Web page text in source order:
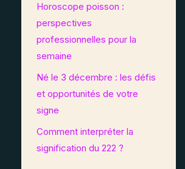
Horoscope poisson :
perspectives
professionnelles pour la
semaine
Né le 3 décembre : les défis
et opportunités de votre
signe
Comment interpréter la
signification du 222 ?